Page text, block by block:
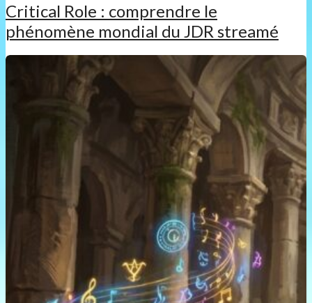
Critical Role : comprendre le
phénomène mondial du JDR streamé